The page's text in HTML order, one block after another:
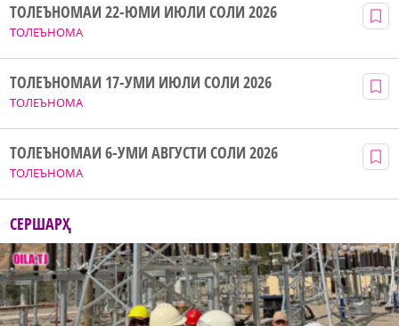
ТОЛЕЪНОМА
ТОЛЕЪНОМАИ 22-ЮМИ ИЮЛИ СОЛИ 2026
ТОЛЕЪНОМА
ТОЛЕЪНОМАИ 17-УМИ ИЮЛИ СОЛИ 2026
ТОЛЕЪНОМА
ТОЛЕЪНОМАИ 6-УМИ АВГУСТИ СОЛИ 2026
СЕРШАРҲ